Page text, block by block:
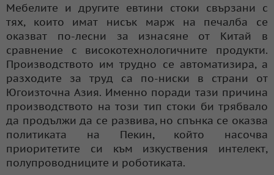
Мебелите и другите евтини стоки свързани с
тях, които имат нисък марж на печалба се
оказват по-лесни за изнасяне от Китай в
сравнение с високотехнологичните продукти.
Производството им трудно се автоматизира, а
разходите за труд са по-ниски в страни от
Югоизточна Азия. Именно поради тази причина
производството на този тип стоки би трябвало
да продължи да се развива, но спънка се оказва
политиката на Пекин, който насочва
приоритетите си към изкуствения интелект,
полупроводниците и роботиката.